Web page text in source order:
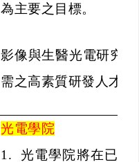
為主要之目標。
影像與生醫光電研究
需之高素質研發人才。
光電學院
1.
光電學院將在已經